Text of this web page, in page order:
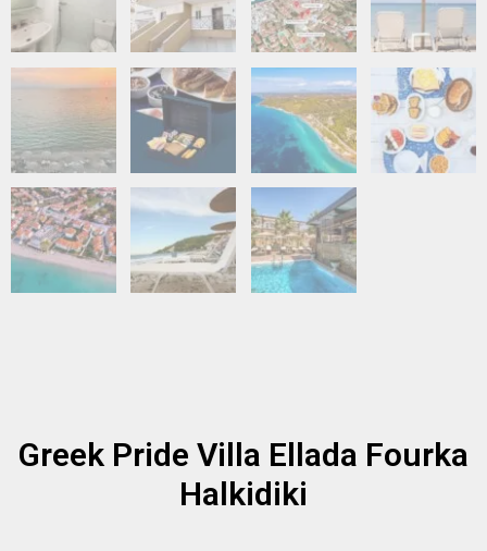
Greek Pride Villa Ellada Fourka
Halkidiki